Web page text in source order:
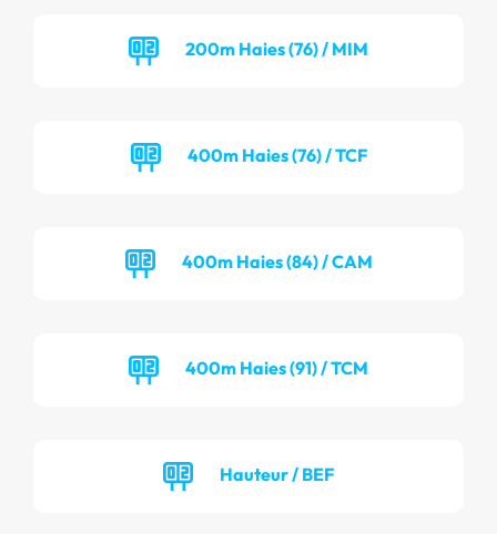
200m Haies (76) / MIM
400m Haies (76) / TCF
400m Haies (84) / CAM
400m Haies (91) / TCM
Hauteur / BEF